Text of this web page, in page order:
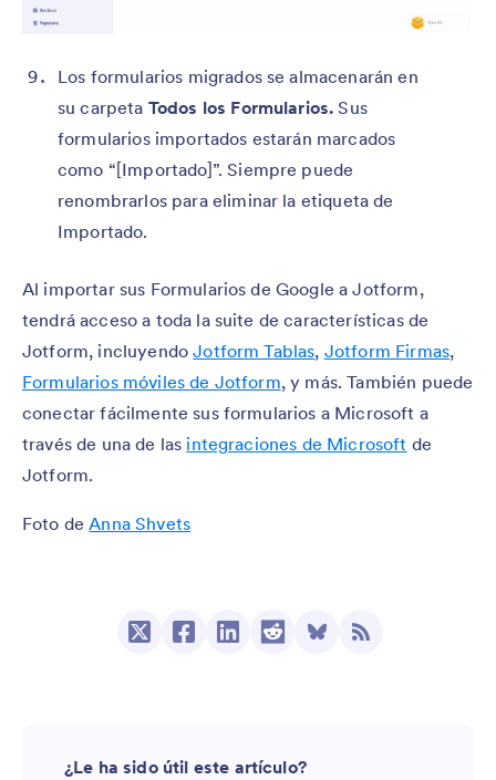
Los formularios migrados se almacenarán en
su carpeta Todos los Formularios. Sus
formularios importados estarán marcados
como “[Importado]”. Siempre puede
renombrarlos para eliminar la etiqueta de
Importado.
Al importar sus Formularios de Google a Jotform,
tendrá acceso a toda la suite de características de
Jotform, incluyendoJotform Tablas, Jotform Firmas,
Formularios móviles de Jotform, y más. También puede
conectar fácilmente sus formularios a Microsoft a
través de una de las integraciones de Microsoft de
Jotform.
Foto deAnna Shvets
¿Le ha sido útil este artículo?